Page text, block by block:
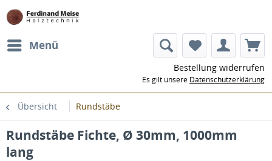
Menü
Bestellung widerrufen
Es gilt unsere Datenschutzerklärung
Übersicht Rundstäbe
Rundstäbe Fichte, Ø 30mm, 1000mm
lang